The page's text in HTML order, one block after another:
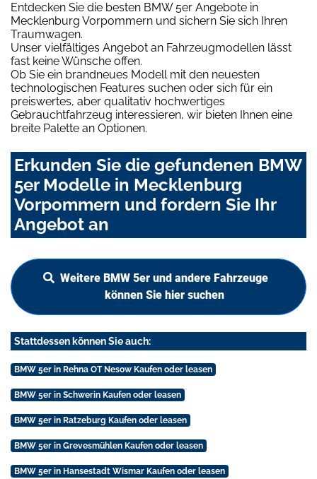
Entdecken Sie die besten BMW 5er Angebote in
Mecklenburg Vorpommern und sichern Sie sich Ihren
Traumwagen.
Unser vielfältiges Angebot an Fahrzeugmodellen lässt
fast keine Wünsche offen.
Ob Sie ein brandneues Modell mit den neuesten
technologischen Features suchen oder sich für ein
preiswertes, aber qualitativ hochwertiges
Gebrauchtfahrzeug interessieren, wir bieten Ihnen eine
breite Palette an Optionen.
Erkunden Sie die gefundenen BMW
5er Modelle in Mecklenburg
Vorpommern und fordern Sie Ihr
Angebot an
Weitere BMW 5er und andere Fahrzeuge
können Sie hier suchen
Stattdessen können Sie auch:
BMW 5er in Rehna OT Nesow Kaufen oder leasen
BMW 5er in Schwerin Kaufen oder leasen
BMW 5er in Ratzeburg Kaufen oder leasen
BMW 5er in Grevesmühlen Kaufen oder leasen
BMW 5er in Hansestadt Wismar Kaufen oder leasen